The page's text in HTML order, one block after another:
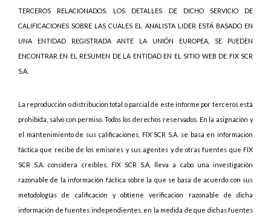
TERCEROS RELACIONADOS. LOS DETALLES DE DICHO SERVICIO DE
CALIFICACIONES SOBRE LAS CUALES EL ANALISTA LIDER ESTÁ BASADO EN
UNA ENTIDAD REGISTRADA ANTE LA UNIÓN EUROPEA, SE PUEDEN
ENCONTRAR EN EL RESUMEN DE LA ENTIDAD EN EL SITIO WEB DE FIX SCR
S.A.
La reproducción o distribución total o parcial de este informe por terceros está
prohibida, salvo con permiso. Todos los derechos reservados. En la asignación y
el mantenimiento de sus calificaciones, FIX SCR S.A. se basa en información
fáctica que recibe de los emisores y sus agentes y de otras fuentes que FIX
SCR S.A. considera creíbles. FIX SCR S.A. lleva a cabo una investigación
razonable de la información fáctica sobre la que se basa de acuerdo con sus
metodologías de calificación y obtiene verificación razonable de dicha
información de fuentes independientes, en la medida de que dichas fuentes